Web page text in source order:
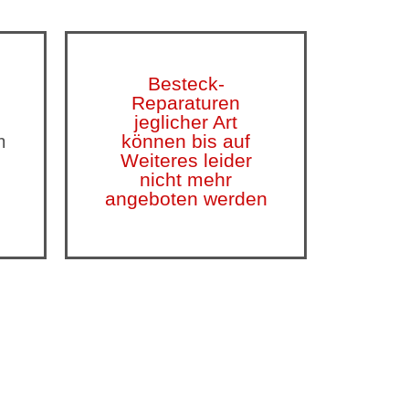
Besteck-
Reparaturen
jeglicher Art
können bis auf
Weiteres leider
nicht mehr
angeboten werden